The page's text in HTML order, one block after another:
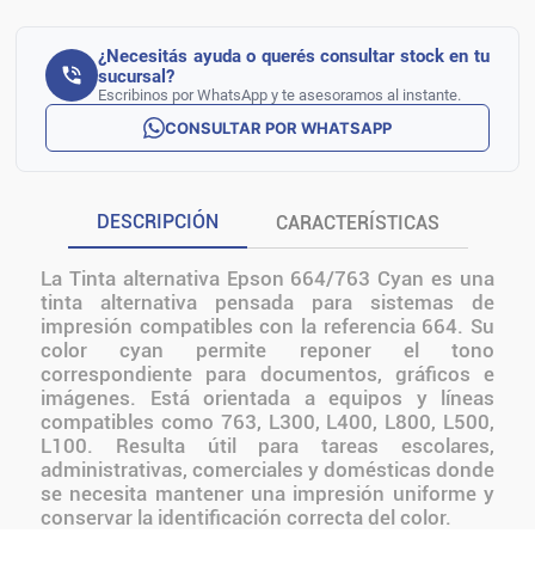
¿Necesitás ayuda o querés consultar stock en tu
sucursal?
Escribinos por WhatsApp y te asesoramos al instante.
CONSULTAR POR WHATSAPP
DESCRIPCIÓN CARACTERÍSTICAS
La Tinta alternativa Epson 664/763 Cyan es una
tinta alternativa pensada para sistemas de
impresión compatibles con la referencia 664. Su
color cyan permite reponer el tono
correspondiente para documentos, gráficos e
imágenes. Está orientada a equipos y líneas
compatibles como 763, L300, L400, L800, L500,
L100. Resulta útil para tareas escolares,
administrativas, comerciales y domésticas donde
se necesita mantener una impresión uniforme y
conservar la identificación correcta del color.